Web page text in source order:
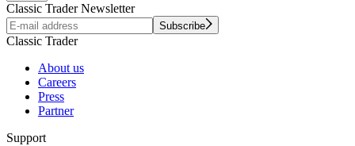
Classic Trader Newsletter
Subscribe
Classic Trader
About us
Careers
Press
Partner
Support